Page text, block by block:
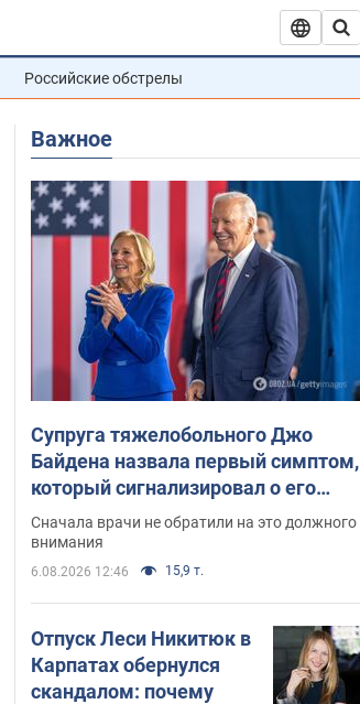
Российские обстрелы
Важное
Супруга тяжелобольного Джо
Байдена назвала первый симптом,
который сигнализировал о его
"агрессивном" раке
Сначала врачи не обратили на это должного
внимания
6.08.2026 12:46 15,9 т.
Отпуск Леси Никитюк в
Карпатах обернулся
скандалом: почему